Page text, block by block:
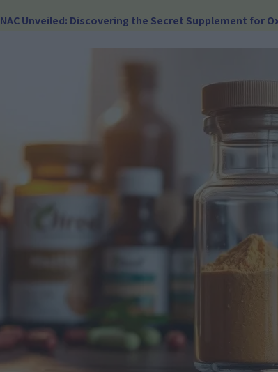
NAC Unveiled: Discovering the Secret Supplement for